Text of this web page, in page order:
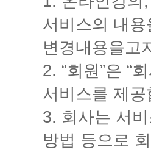
서비스의 내
변경내용을고
2. “회원”은 “
서비스를 제공
3. 회사는 서
방법 등으로